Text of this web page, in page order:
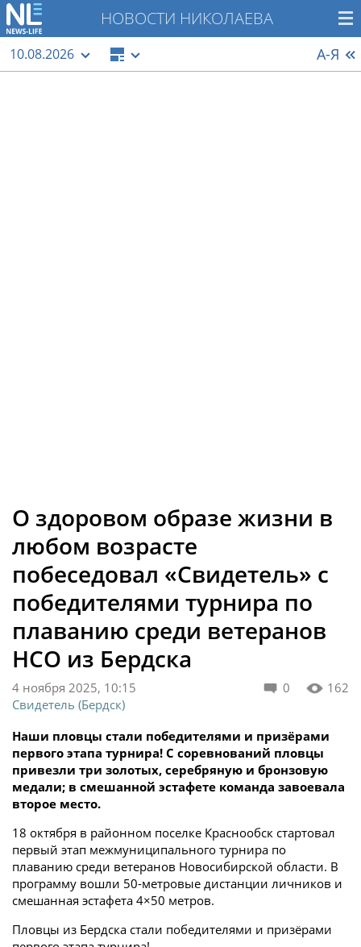
НОВОСТИ НИКОЛАЕВА
10.08.2026 А-Я
О здоровом образе жизни в
любом возрасте
побеседовал «Свидетель» с
победителями турнира по
плаванию среди ветеранов
НСО из Бердска
0 162
4 ноября 2025, 10:15
Свидетель (Бердск)
Наши пловцы стали победителями и призёрами
первого этапа турнира! С соревнований пловцы
привезли три золотых, серебряную и бронзовую
медали; в смешанной эстафете команда завоевала
второе место.
18 октября в районном поселке Краснообск стартовал
первый этап межмуниципального турнира по
плаванию среди ветеранов Новосибирской области. В
программу вошли 50-метровые дистанции личников и
смешанная эстафета 4×50 метров.
Пловцы из Бердска стали победителями и призёрами